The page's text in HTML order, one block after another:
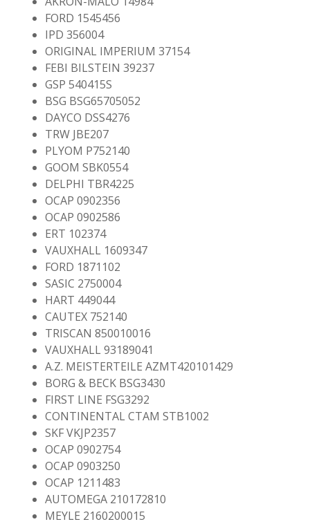
FORD 1545456
IPD 356004
ORIGINAL IMPERIUM 37154
FEBI BILSTEIN 39237
GSP 540415S
BSG BSG65705052
DAYCO DSS4276
TRW JBE207
PLYOM P752140
GOOM SBK0554
DELPHI TBR4225
OCAP 0902356
OCAP 0902586
ERT 102374
VAUXHALL 1609347
FORD 1871102
SASIC 2750004
HART 449044
CAUTEX 752140
TRISCAN 850010016
VAUXHALL 93189041
A.Z. MEISTERTEILE AZMT420101429
BORG & BECK BSG3430
FIRST LINE FSG3292
CONTINENTAL CTAM STB1002
SKF VKJP2357
OCAP 0902754
OCAP 0903250
OCAP 1211483
AUTOMEGA 210172810
MEYLE 2160200015